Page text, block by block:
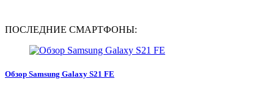
ПОСЛЕДНИЕ СМАРТФОНЫ:
Обзор Samsung Galaxy S21 FE